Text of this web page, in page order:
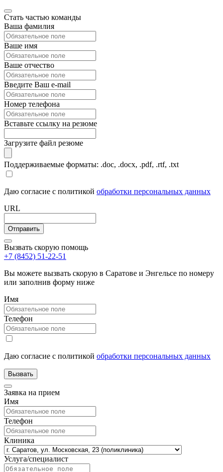
Стать частью команды
Ваша фамилия
Ваше имя
Ваше отчество
Введите Ваш e-mail
Номер телефона
Вставьте ссылку на резюме
Загрузите файл резюме
Поддерживаемые форматы: .doc, .docx, .pdf, .rtf, .txt
Даю согласие с политикой обработки персональных данных
URL
Вызвать скорую помощь
+7 (8452) 51-22-51
Вы можете вызвать скорую в Саратове и Энгельсе по номеру
или заполнив форму ниже
Имя
Телефон
Даю согласие с политикой обработки персональных данных
Заявка на прием
Имя
Телефон
Клиника
Услуга/специалист